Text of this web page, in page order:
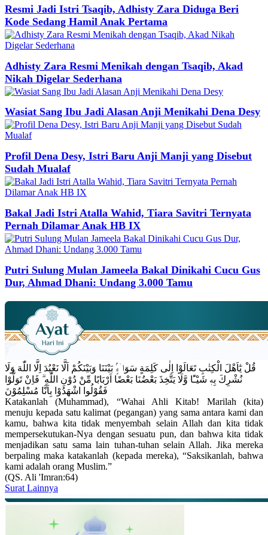
Resmi Jadi Istri Tsaqib, Adhisty Zara Diduga Beri
Kode Sedang Hamil Anak Pertama
Adhisty Zara Resmi Menikah dengan Tsaqib, Akad
Nikah Digelar Sederhana
Wasiat Sang Ibu Jadi Alasan Anji Menikahi Dena Desy
Profil Dena Desy, Istri Baru Anji Manji yang Disebut
Sudah Mualaf
Bakal Jadi Istri Atalla Wahid, Tiara Savitri Ternyata
Pernah Dilamar Anak HB IX
Putri Sulung Mulan Jameela Bakal Dinikahi Cucu Gus
Dur, Ahmad Dhani: Undang 3.000 Tamu
قُلْ يٰٓاَهْلَ الْكِتٰبِ تَعَالَوْا اِلٰى كَلِمَةٍ سَوَاۤءٍۢ بَيْنَنَا وَبَيْنَكُمْ اَلَّا نَعْبُدَ اِلَّا اللّٰهَ وَلَا
نُشْرِكَ بِهٖ شَيْـًٔا وَّلَا يَتَّخِذَ بَعْضُنَا بَعْضًا اَرْبَابًا مِّنْ دُوْنِ اللّٰهِ ۗ فَاِنْ تَوَلَّوْا
فَقُوْلُوا اشْهَدُوْا بِاَنَّا مُسْلِمُوْنَ
Katakanlah (Muhammad), “Wahai Ahli Kitab! Marilah (kita)
menuju kepada satu kalimat (pegangan) yang sama antara kami dan
kamu, bahwa kita tidak menyembah selain Allah dan kita tidak
mempersekutukan-Nya dengan sesuatu pun, dan bahwa kita tidak
menjadikan satu sama lain tuhan-tuhan selain Allah. Jika mereka
berpaling maka katakanlah (kepada mereka), “Saksikanlah, bahwa
kami adalah orang Muslim.”
(QS. Ali 'Imran:64)
Surat Lainnya